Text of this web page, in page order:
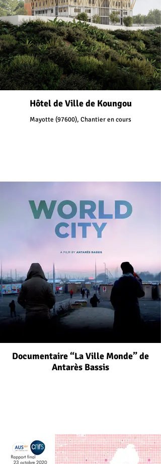
Hôtel de Ville de Koungou
Mayotte (97600), Chantier en cours
Documentaire “La Ville Monde” de
Antarès Bassis